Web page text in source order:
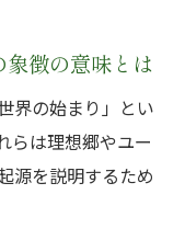
徴の意味とは
界の始まり」とい
らは理想郷やユー
源を説明するため